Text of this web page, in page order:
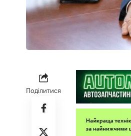
Поділитися